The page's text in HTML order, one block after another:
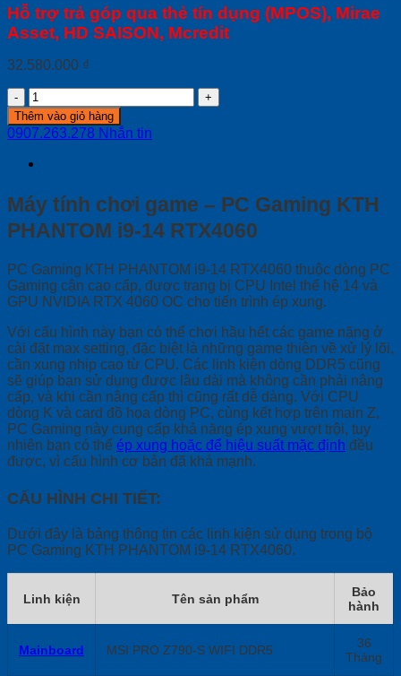
Hỗ trợ trả góp qua thẻ tín dụng (MPOS), Mirae
Asset, HD SAISON, Mcredit
32.580.000 ₫
PC
Gaming
KTH
PHANTOM
i9-
RTX4060
quantity
Thêm vào giỏ hàng
0907.263.278 Nhắn tin
Máy tính chơi game – PC Gaming KTH
PHANTOM i9-14 RTX4060
PC Gaming KTH PHANTOM i9-14 RTX4060 thuộc dòng PC
Gaming cận cao cấp, được trang bị CPU Intel thế hệ 14 và
GPU NVIDIA RTX 4060 OC cho tiến trình ép xung.
Với cấu hình này bạn có thể chơi hầu hết các game nặng ở
cài đặt max setting, đặc biệt là những game thiên về xử lý lõi,
cần xung nhịp cao từ CPU. Các linh kiện dòng DDR5 cũng
sẽ giúp bạn sử dụng được lâu dài mà không cần phải nâng
cấp, và khi cần nâng cấp thì cũng rất dễ dàng. Với CPU
dòng K và card đồ họa dòng PC, cùng kết hợp trên main Z,
PC Gaming này cung cấp khả năng ép xung vượt trội, tuy
nhiên bạn có thể ép xung hoặc để hiệu suất mặc định đều
được, vì cấu hình cơ bản đã khá mạnh.
CẤU HÌNH CHI TIẾT:
Dưới đây là bảng thông tin các linh kiện sử dụng trong bộ
PC Gaming KTH PHANTOM i9-14 RTX4060.
Linh kiện Tên sản phẩm
Bảo
hành
Mainboard MSI PRO Z790-S WIFI DDR5
36
Tháng